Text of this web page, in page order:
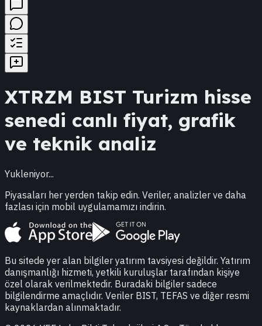
XTRZM BIST Turizm hisse
senedi canlı fiyat, grafik
ve teknik analiz
Yukleniyor...
Piyasaları her yerden takip edin. Veriler, analizler ve daha
fazlası için mobil uygulamamızı indirin.
Bu sitede yer alan bilgiler yatırım tavsiyesi değildir. Yatırım
danışmanlığı hizmeti, yetkili kuruluşlar tarafından kişiye
özel olarak verilmektedir. Buradaki bilgiler sadece
bilgilendirme amaçlıdır. Veriler BIST, TEFAS ve diğer resmi
kaynaklardan alınmaktadır.